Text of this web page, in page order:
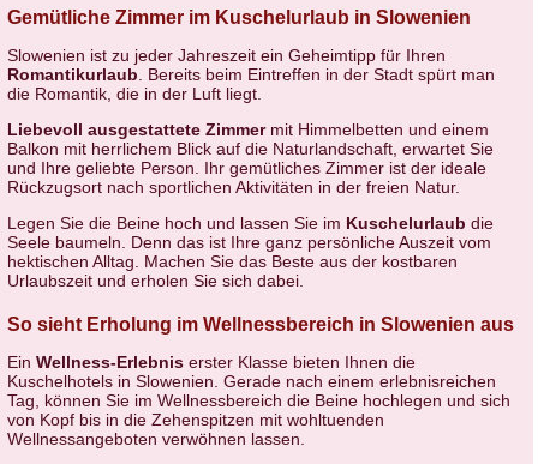
Gemütliche Zimmer im Kuschelurlaub in Slowenien
Slowenien ist zu jeder Jahreszeit ein Geheimtipp für Ihren
Romantikurlaub . Bereits beim Eintreffen in der Stadt spürt man
die Romantik, die in der Luft liegt.
Liebevoll ausgestattete Zimmermit Himmelbetten und einem
Balkon mit herrlichem Blick auf die Naturlandschaft, erwartet Sie
und Ihre geliebte Person. Ihr gemütliches Zimmer ist der ideale
Rückzugsort nach sportlichen Aktivitäten in der freien Natur.
Legen Sie die Beine hoch und lassen Sie im Kuschelurlaub die
Seele baumeln. Denn das ist Ihre ganz persönliche Auszeit vom
hektischen Alltag. Machen Sie das Beste aus der kostbaren
Urlaubszeit und erholen Sie sich dabei.
So sieht Erholung im Wellnessbereich in Slowenien aus
Ein Wellness-Erlebnis erster Klasse bieten Ihnen die
Kuschelhotels in Slowenien. Gerade nach einem erlebnisreichen
Tag, können Sie im Wellnessbereich die Beine hochlegen und sich
von Kopf bis in die Zehenspitzen mit wohltuenden
Wellnessangeboten verwöhnen lassen.